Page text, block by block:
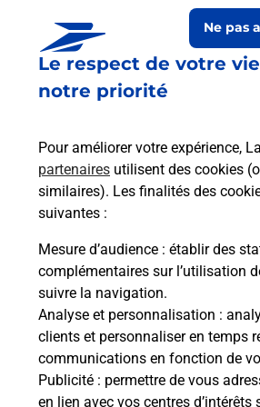
Le respect de votre
notre priorité
Pour améliorer votre expérience,
partenaires utilisent des cookies
similaires). Les finalités des
suivantes :
Mesure d’audience : établir des
complémentaires sur l’utilisation
suivre la navigation.
Analyse et personnalisation :
clients et personnaliser en temps
communications en fonction de
Publicité : permettre de vous
en lien avec vos centres d’intérêts
Ne pas
Prochaine collecte du courrier
8 Rue De La Motte
65350 Castera Lou
Itinéraire
Le lien s'ouvre dans un nouvel onglet